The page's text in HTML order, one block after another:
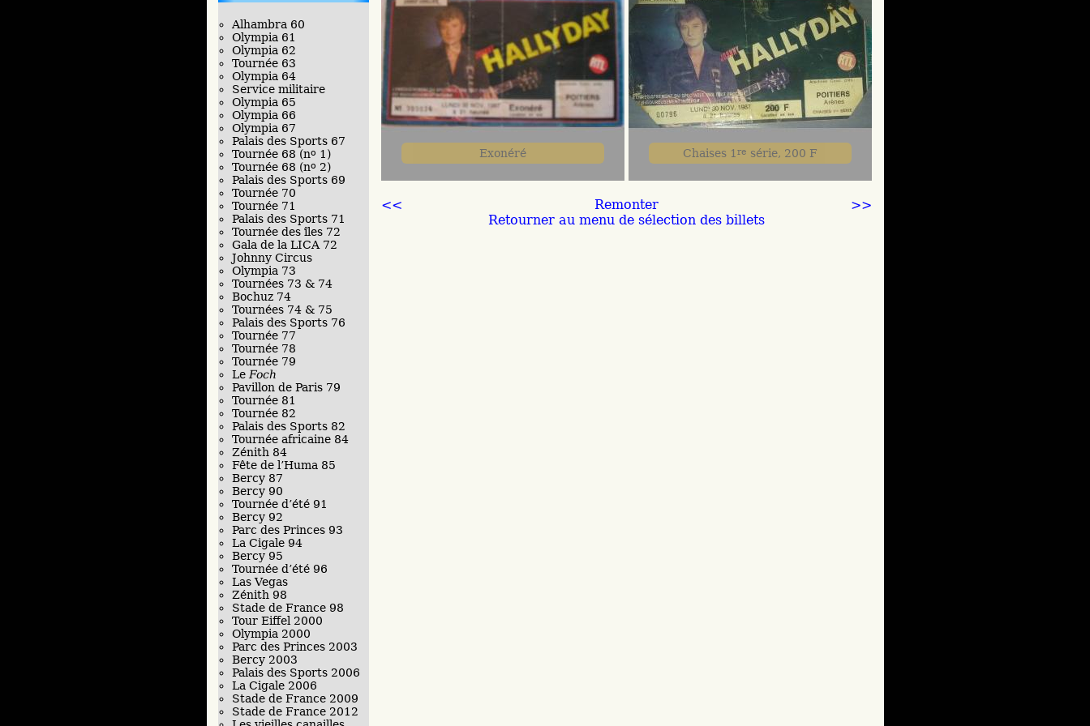
Exonéré Chaises 1 re série, 200 F
<< >>
Remonter
Retourner au menu de sélection des billets
Alhambra 60
Olympia 61
Olympia 62
Tournée 63
Olympia 64
Service militaire
Olympia 65
Olympia 66
Olympia 67
Palais des Sports 67
Tournée 68 (no 1)
Tournée 68 (no 2)
Palais des Sports 69
Tournée 70
Tournée 71
Palais des Sports 71
Tournée des îles 72
Gala de la LICA 72
Johnny Circus
Olympia 73
Tournées 73 & 74
Bochuz 74
Tournées 74 & 75
Palais des Sports 76
Tournée 77
Tournée 78
Tournée 79
Le Foch
Pavillon de Paris 79
Tournée 81
Tournée 82
Palais des Sports 82
Tournée africaine 84
Zénith 84
Fête de l’Huma 85
Bercy 87
Bercy 90
Tournée d’été 91
Bercy 92
Parc des Princes 93
La Cigale 94
Bercy 95
Tournée d’été 96
Las Vegas
Zénith 98
Stade de France 98
Tour Eiffel 2000
Olympia 2000
Parc des Princes 2003
Bercy 2003
Palais des Sports 2006
La Cigale 2006
Stade de France 2009
Stade de France 2012